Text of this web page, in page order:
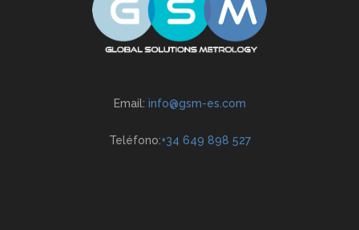
Email: info@gsm-es.com
Teléfono:+34 649 898 527